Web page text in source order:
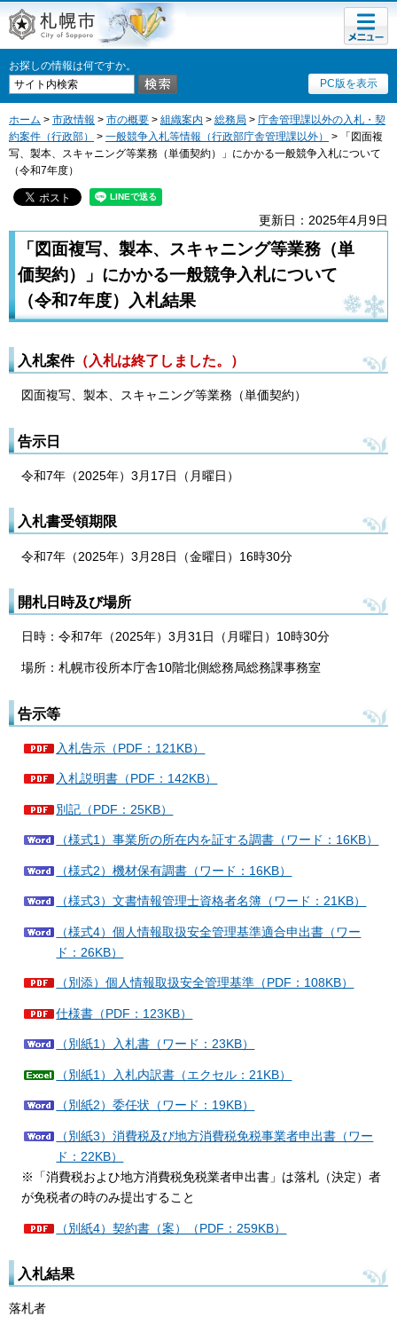
札幌市
お探しの情報は何ですか。
PC版を表示
メニュ
ー
ホーム > 市政情報 > 市の概要 > 組織案内 > 総務局 > 庁舎管理課以外の入札・契
約案件（行政部）
> 一般競争入札等情報（行政部庁舎管理課以外）
> 「図面複
写、製本、スキャニング等業務（単価契約）」にかかる一般競争入札について
（令和7年度）
更新日：2025年4月9日
「図面複写、製本、スキャニング等業務（単
価契約）」にかかる一般競争入札について
（令和7年度）入札結果
入札案件（入札は終了しました。）
図面複写、製本、スキャニング等業務（単価契約）
告示日
令和7年（2025年）3月17日（月曜日）
入札書受領期限
令和7年（2025年）3月28日（金曜日）16時30分
開札日時及び場所
日時：令和7年（2025年）3月31日（月曜日）10時30分
場所：札幌市役所本庁舎10階北側総務局総務課事務室
告示等
入札告示（PDF：121KB）
入札説明書（PDF：142KB）
別記（PDF：25KB）
（様式1）事業所の所在内を証する調書（ワード：16KB）
（様式2）機材保有調書（ワード：16KB）
（様式3）文書情報管理士資格者名簿（ワード：21KB）
（様式4）個人情報取扱安全管理基準適合申出書（ワー
ド：26KB）
（別添）個人情報取扱安全管理基準（PDF：108KB）
仕様書（PDF：123KB）
（別紙1）入札書（ワード：23KB）
（別紙1）入札内訳書（エクセル：21KB）
（別紙2）委任状（ワード：19KB）
（別紙3）消費税及び地方消費税免税事業者申出書（ワー
ド：22KB）
※「消費税およひ地方消費税免税業者申出書」は落札（決定）者
が免税者の時のみ提出すること
（別紙4）契約書（案）（PDF：259KB）
入札結果
落札者